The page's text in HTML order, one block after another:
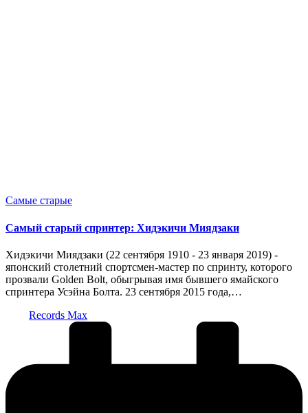
Опубликовано
Самые старые
Самый старый спринтер: Хидэкичи Миядзаки
Хидэкичи Миядзаки (22 сентября 1910 - 23 января 2019) -
японский столетний спортсмен-мастер по спринту, которого
прозвали Golden Bolt, обыгрывая имя бывшего ямайского
спринтера Усэйна Болта. 23 сентября 2015 года,…
Records Max